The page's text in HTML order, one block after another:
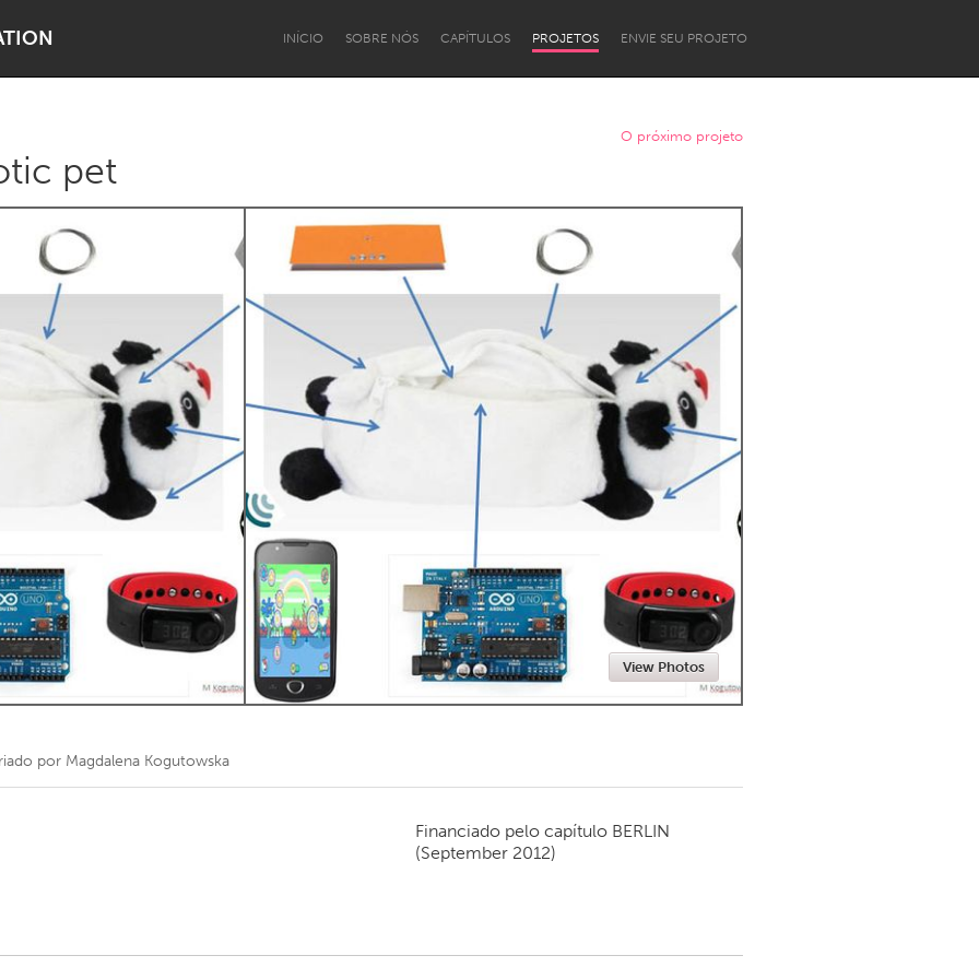
INÍCIO SOBRE NÓS CAPÍTULOS PROJETOS ENVIE SEU PROJETO
Lake Mac Lower Hunter
Newcastle
Kitchener-Waterloo New Glasgow
Newmarket
O próximo projeto
pet
View Photos
por Magdalena Kogutowska
Financiado pelo capítulo BERLIN
(September 2012)